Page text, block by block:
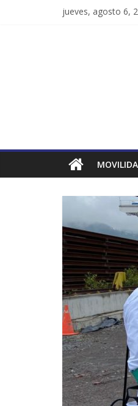
jueves, agosto 6,